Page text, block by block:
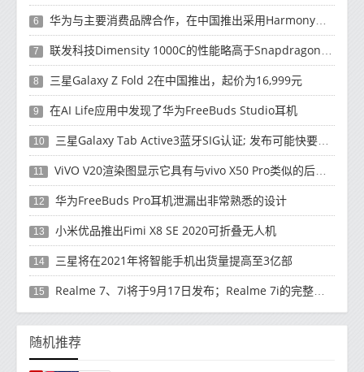
6 华为与主要消费品牌合作，在中国推出采用HarmonyOS 2.0的智能家居产品
7 联发科技Dimensity 1000C的性能略高于Snapdragon 765G
8 三星Galaxy Z Fold 2在中国推出，起价为16,999元
9 在AI Life应用中发现了华为FreeBuds Studio耳机
10 三星Galaxy Tab Active3蓝牙SIG认证; 发布可能快要结束了
11 ViVO V20渲染图显示它具有与vivo X50 Pro类似的后部设计
12 华为FreeBuds Pro耳机泄漏出非常熟悉的设计
13 小米优品推出Fimi X8 SE 2020可折叠无人机
14 三星将在2021年将智能手机出货量提高至3亿部
15 Realme 7、7i将于9月17日发布；Realme 7i的完整规格并导致泄漏
随机推荐